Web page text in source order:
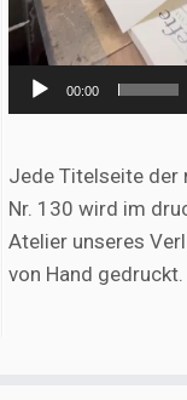
00:00
Jede Titelseite der
Nr. 130 wird im
Atelier unseres
von Hand gedruckt.